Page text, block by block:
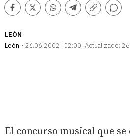
Facebook
TwitterWhatsappTelegram
Copiar
Comentarios
LEÓN
León
26.06.2002 | 02:00 Actualizado:
El concurso musical que